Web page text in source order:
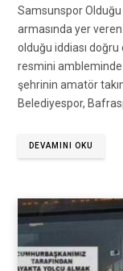
Samsunspor
armasında yer
olduğu iddiası doğru
resmini
şehrinin amatör
Belediyespor,
DEVAMINI OKU